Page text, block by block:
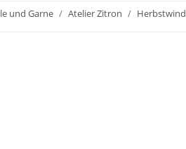
und Garne Atelier Zitron Herbstwind